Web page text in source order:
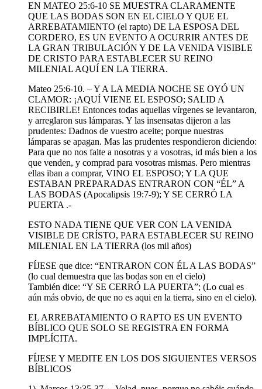
EN MATEO 25:6-10 SE MUESTRA CLARAMENTE
QUE LAS BODAS SON EN EL CIELO Y QUE EL
ARREBATAMIENTO (el rapto) DE LA ESPOSA DEL
CORDERO, ES UN EVENTO A OCURRIR ANTES DE
LA GRAN TRIBULACIÓN Y DE LA VENIDA VISIBLE
DE CRISTO PARA ESTABLECER SU REINO
MILENIAL AQUÍ EN LA TIERRA.
Mateo 25:6-10. – Y A LA MEDIA NOCHE SE OYÓ UN
CLAMOR: ¡AQUÍ VIENE EL ESPOSO; SALID A
RECIBIRLE! Entonces todas aquellas vírgenes se levantaron,
y arreglaron sus lámparas. Y las insensatas dijeron a las
prudentes: Dadnos de vuestro aceite; porque nuestras
lámparas se apagan. Mas las prudentes respondieron diciendo:
Para que no nos falte a nosotras y a vosotras, id más bien a los
que venden, y comprad para vosotras mismas. Pero mientras
ellas iban a comprar, VINO EL ESPOSO; Y LA QUE
ESTABAN PREPARADAS ENTRARON CON “ÉL” A
LAS BODAS (Apocalipsis 19:7-9); Y SE CERRÓ LA
PUERTA .-
ESTO NADA TIENE QUE VER CON LA VENIDA
VISIBLE DE CRÍSTO, PARA ESTABLECER SU REINO
MILENIAL EN LA TIERRA (los mil años)
FÍJESE que dice: “ENTRARON CON ÉL A LAS BODAS”
(lo cual demuestra que las bodas son en el cielo)
También dice: “Y SE CERRÓ LA PUERTA”; (Lo cual es
aún más obvio, de que no es aqui en la tierra, sino en el cielo).
EL ARREBATAMIENTO O RAPTO ES UN EVENTO
BÍBLICO QUE SOLO SE REGISTRA EN FORMA
IMPLÍCITA.
FÍJESE Y MEDITE EN LOS DOS SIGUIENTES VERSOS
BÍBLICOS